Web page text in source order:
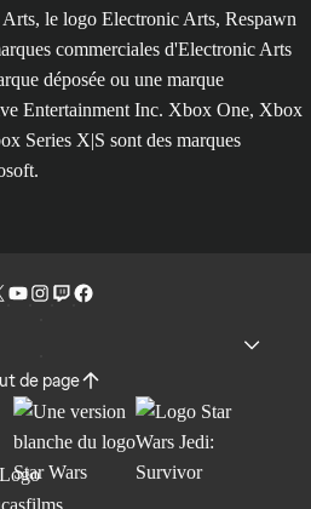
le logo Electronic Arts, Respawn
commerciales d'Electronic Arts
déposée ou une marque
Entertainment Inc. Xbox One, Xbox
Series X|S sont des marques
de page